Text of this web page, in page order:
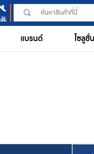
แบรนด์ โซลูชั่